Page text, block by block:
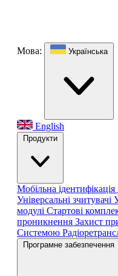
Мова: Українська
English
Продукти
Мобільна ідентифікація
Універсальні зчитувачі
модулі Стартові
проникнення Захист
Системою
Програмне забезпечення